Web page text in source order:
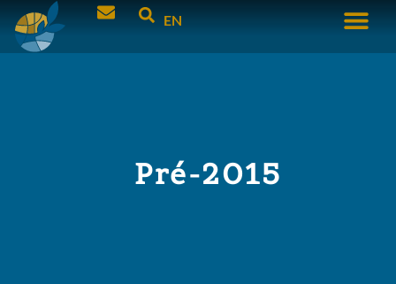
EN
Pré-2015